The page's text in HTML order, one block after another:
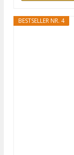
BESTSELLER NR. 4